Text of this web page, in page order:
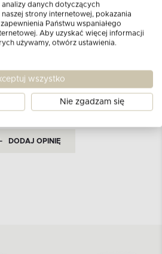
klientów
produktu Narzuta
żadnych opinii.Może chcesz
pierwszą?
DODAJ OPINIĘ
analizy danych dotyczących
strony internetowej, pokazania
Państwu wspaniałego
Aby uzyskać więcej informacji
używamy, otwórz ustawienia.
wszystko
Nie zgadzam się